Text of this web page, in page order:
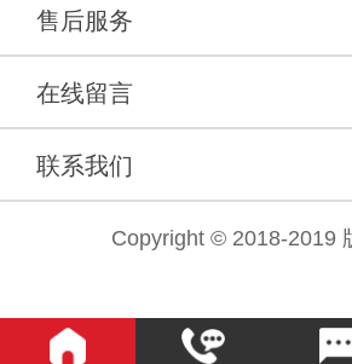
售后服务
在线留言
联系我们
Copyright © 2018-2019